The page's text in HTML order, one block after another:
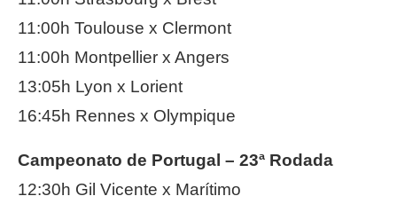
11:00h Toulouse x Clermont
11:00h Montpellier x Angers
13:05h Lyon x Lorient
16:45h Rennes x Olympique
Campeonato de Portugal – 23ª Rodada
12:30h Gil Vicente x Marítimo